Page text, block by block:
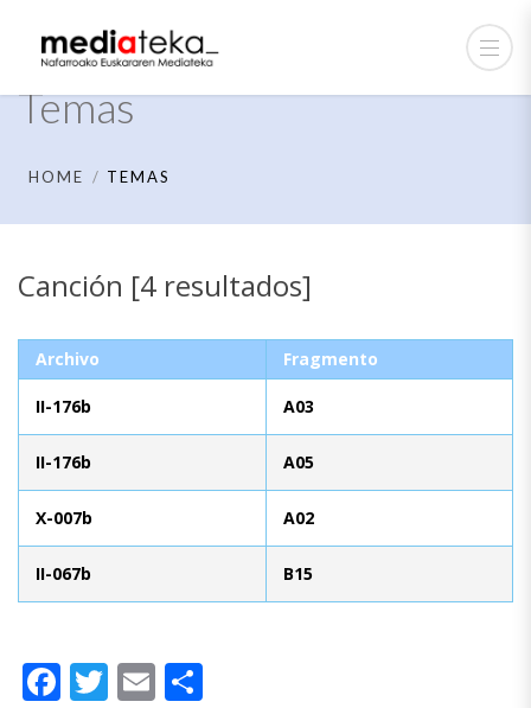
Temas
HOME TEMAS
Canción [4 resultados]
Archivo Fragmento
II-176b A03
II-176b A05
X-007b A02
II-067b B15
Facebook
Twitter
Email